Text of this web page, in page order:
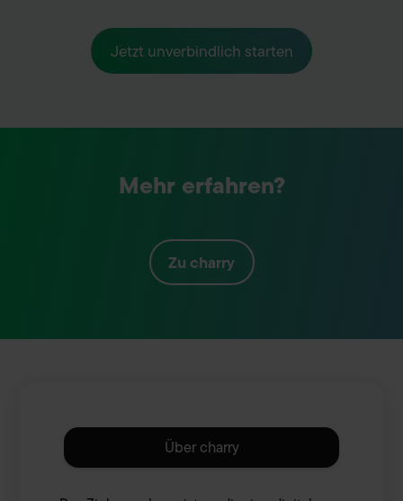
Jetzt unverbindlich starten
Mehr erfahren?
Zu charry
Über charry